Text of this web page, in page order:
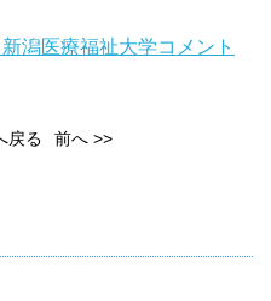
潟医療福祉大学コメント
戻る 前へ >>